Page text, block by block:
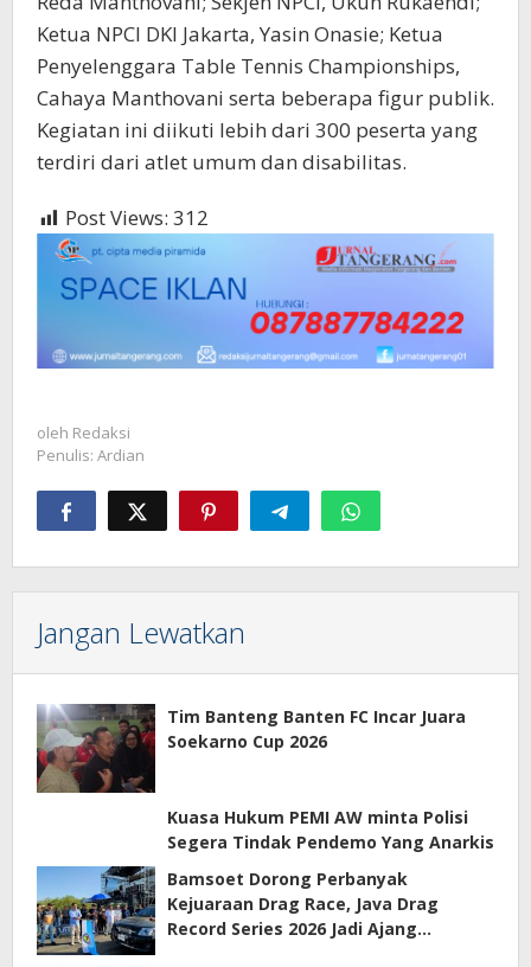
Ketua NPCI DKI Jakarta, Yasin Onasie; Ketua
Penyelenggara Table Tennis Championships,
Cahaya Manthovani serta beberapa figur publik.
Kegiatan ini diikuti lebih dari 300 peserta yang
terdiri dari atlet umum dan disabilitas.
Post Views: 312
oleh Redaksi
Penulis: Ardian
Jangan Lewatkan
Tim Banteng Banten FC Incar Juara
Soekarno Cup 2026
Kuasa Hukum PEMI AW minta Polisi
Segera Tindak Pendemo Yang Anarkis
Bamsoet Dorong Perbanyak
Kejuaraan Drag Race, Java Drag
Record Series 2026 Jadi Ajang